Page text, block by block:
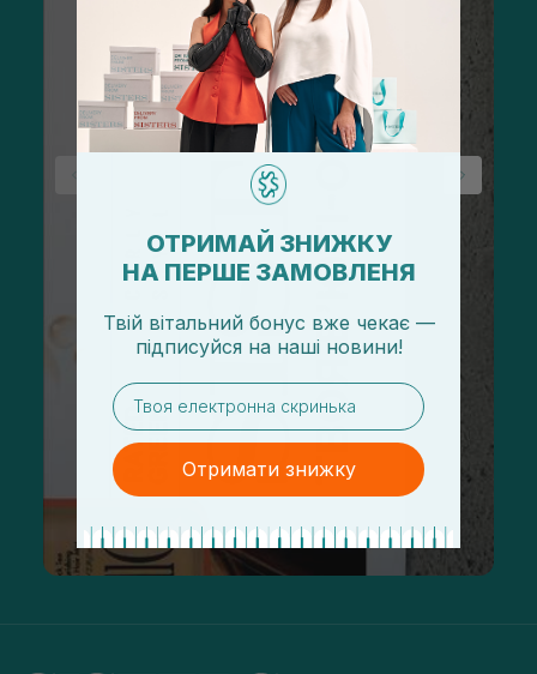
ОТРИМАЙ ЗНИЖКУ
НА ПЕРШЕ ЗАМОВЛЕНЯ
Твій вітальний бонус вже чекає —
підписуйся на наші новини!
email
Отримати знижку